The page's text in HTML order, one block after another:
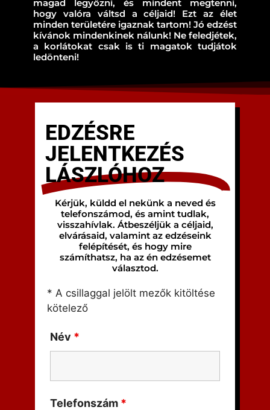
magad legyőzni, és mindent megtenni,
hogy valóra váltsd a céljaid! Ezt az élet
minden területére igaznak tartom! Jó edzést
kívánok mindenkinek nálunk! Ne feledjétek,
a korlátokat csak is ti magatok tudjátok
ledönteni!
EDZÉSRE
JELENTKEZÉS
LÁSZLÓHOZ
Kérjük, küldd el nekünk a neved és
telefonszámod, és amint tudlak,
visszahívlak. Átbeszéljük a céljaid,
elvárásaid, valamint az edzéseink
felépítését, és hogy mire
számíthatsz, ha az én edzésemet
választod.
* A csillaggal jelölt mezők kitöltése
kötelező
Név *
Telefonszám *